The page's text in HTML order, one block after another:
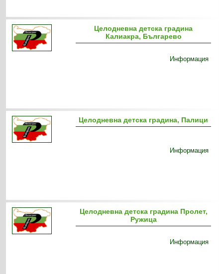
Целодневна детска градина
Калиакра, Българево
Информация
Целодневна детска градина, Палици
Информация
Целодневна детска градина Пролет,
Ружица
Информация